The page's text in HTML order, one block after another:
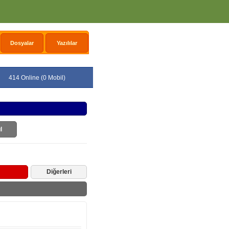
Dosyalar Yazılılar
414 Online (0 Mobil)
Diğerleri